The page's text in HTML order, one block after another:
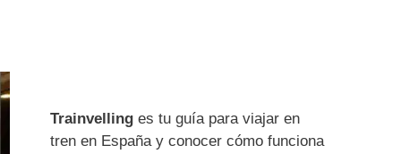
Trainvelling es tu guía para viajar en
tren en España y conocer cómo funciona